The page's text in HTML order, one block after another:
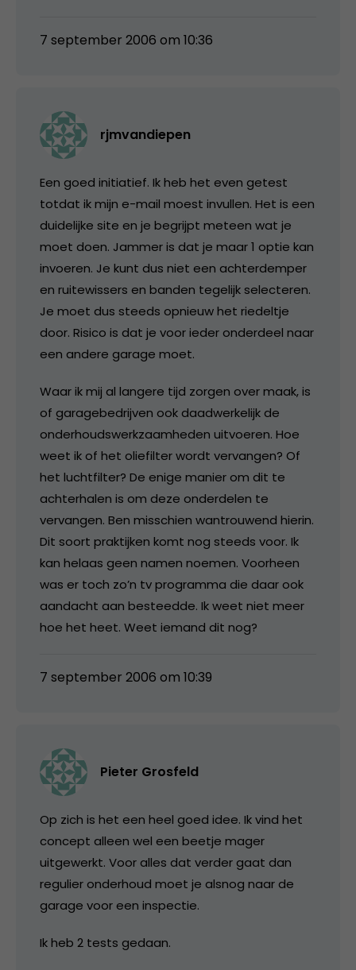
7 september 2006 om 10:36
rjmvandiepen
Een goed initiatief. Ik heb het even getest
totdat ik mijn e-mail moest invullen. Het is een
duidelijke site en je begrijpt meteen wat je
moet doen. Jammer is dat je maar 1 optie kan
invoeren. Je kunt dus niet een achterdemper
en ruitewissers en banden tegelijk selecteren.
Je moet dus steeds opnieuw het riedeltje
door. Risico is dat je voor ieder onderdeel naar
een andere garage moet.
Waar ik mij al langere tijd zorgen over maak, is
of garagebedrijven ook daadwerkelijk de
onderhoudswerkzaamheden uitvoeren. Hoe
weet ik of het oliefilter wordt vervangen? Of
het luchtfilter? De enige manier om dit te
achterhalen is om deze onderdelen te
vervangen. Ben misschien wantrouwend hierin.
Dit soort praktijken komt nog steeds voor. Ik
kan helaas geen namen noemen. Voorheen
was er toch zo’n tv programma die daar ook
aandacht aan besteedde. Ik weet niet meer
hoe het heet. Weet iemand dit nog?
7 september 2006 om 10:39
Pieter Grosfeld
Op zich is het een heel goed idee. Ik vind het
concept alleen wel een beetje mager
uitgewerkt. Voor alles dat verder gaat dan
regulier onderhoud moet je alsnog naar de
garage voor een inspectie.
Ik heb 2 tests gedaan.